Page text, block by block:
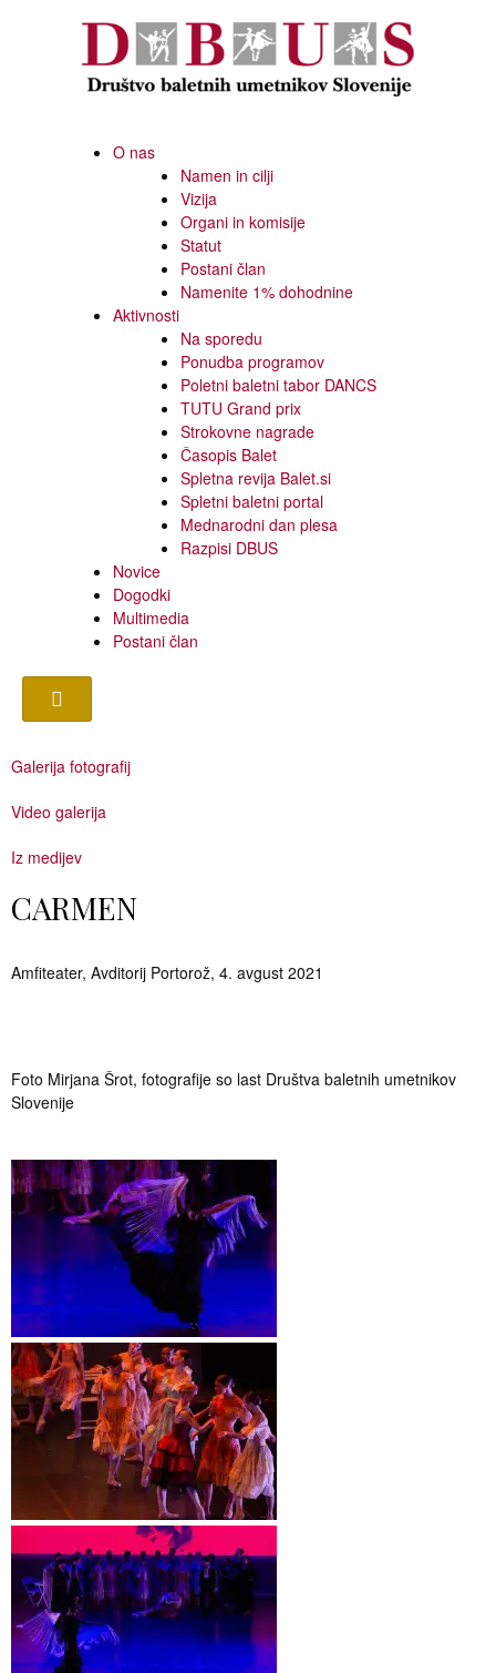
O nas
Namen in cilji
Vizija
Organi in komisije
Statut
Postani član
Namenite 1% dohodnine
Aktivnosti
Na sporedu
Ponudba programov
Poletni baletni tabor DANCS
TUTU Grand prix
Strokovne nagrade
Časopis Balet
Spletna revija Balet.si
Spletni baletni portal
Mednarodni dan plesa
Razpisi DBUS
Novice
Dogodki
Multimedia
Postani član
Galerija fotografij
Video galerija
Iz medijev
CARMEN
Amfiteater, Avditorij Portorož, 4. avgust 2021
Foto Mirjana Šrot, fotografije so last Društva baletnih umetnikov
Slovenije